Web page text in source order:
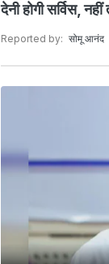
देनी होगी सर्विस,
Reported by: सोमू आनंद